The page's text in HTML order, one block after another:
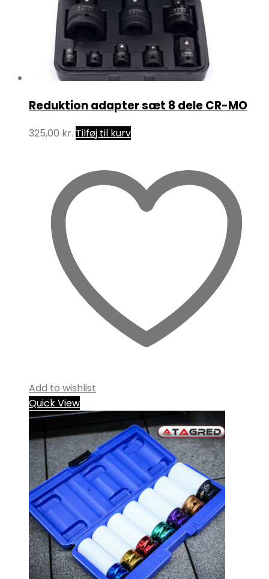
Reduktion adapter sæt 8 dele CR-MO
325,00 kr. Tilføj til kurv
Add to wishlist
Quick View